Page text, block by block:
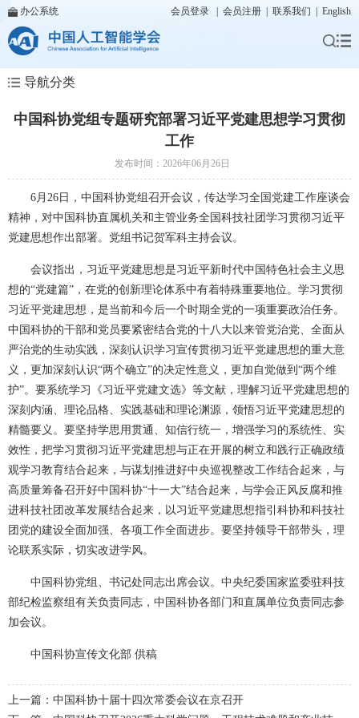
办公系统 会员登录 会员注册 联系我们 English
导航分类
中国科协党组专题研究部署习近平党建思想学习贯彻
工作
发布时间：2026年06月26日
6月26日，中国科协党组召开会议，传达学习全国党建工作座谈会
精神，对中国科协直属机关和主管业务全国科技社团学习贯彻习近平
党建思想作出部署。党组书记贺军科主持会议。
会议指出，习近平党建思想是习近平新时代中国特色社会主义思
想的“党建篇”，在党的创新理论体系中有着特殊重要地位。学习贯彻
习近平党建思想，是当前和今后一个时期全党的一项重要政治任务。
中国科协的干部和党员要紧密结合党的十八大以来管党治党、全面从
严治党的生动实践，深刻认识学习宣传贯彻习近平党建思想的重大意
义，更加深刻认识“两个确立”的决定性意义，更加自觉做到“两个维
护”。要系统学习《习近平党建文选》等文献，理解习近平党建思想的
深刻内涵、理论品格、实践基础和理论渊源，领悟习近平党建思想的
精髓要义。要坚持学思用贯通、知信行统一，增强学习的系统性、实
效性，把学习贯彻习近平党建思想与正在开展的树立和践行正确政绩
观学习教育结合起来，与谋划推进好中央巡视整改工作结合起来，与
高质量筹备召开好中国科协“十一大”结合起来，与学会正风反腐和推
进科技社团改革发展结合起来，以习近平党建思想指引科协和科技社
团党的建设全面加强、各项工作全面进步。要坚持领导干部带头，理
论联系实际，切实改进学风。
中国科协党组、书记处同志出席会议。中央纪委国家监委驻科技
部纪检监察组有关负责同志，中国科协各部门和直属单位负责同志参
加会议。
中国科协宣传文化部 供稿
上一篇：中国科协十届十四次常委会议在京召开